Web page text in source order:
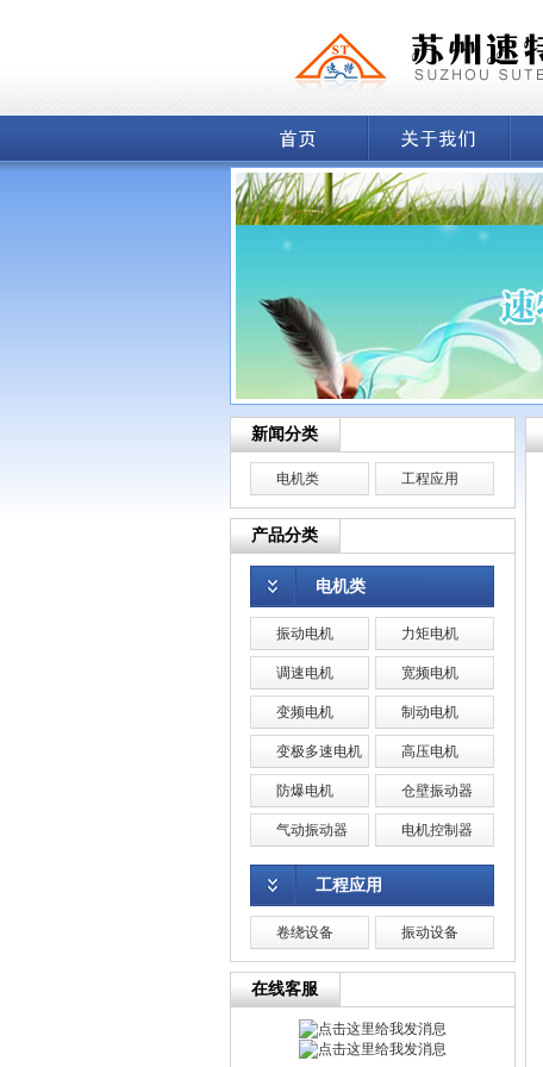
新闻分类
电机类 工程应用
产品分类
电机类
振动电机 力矩电机
调速电机 宽频电机
变频电机 制动电机
变极多速电机 高压电机
防爆电机 仓壁振动器
气动振动器 电机控制器
工程应用
卷绕设备 振动设备
在线客服